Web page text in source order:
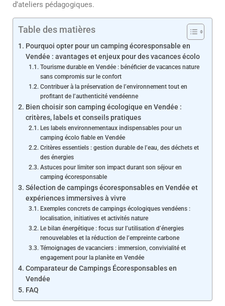
d’ateliers pédagogiques.
Table des matières
Pourquoi opter pour un camping écoresponsable en
Vendée : avantages et enjeux pour des vacances écolo
Tourisme durable en Vendée : bénéficier de vacances nature
sans compromis sur le confort
Contribuer à la préservation de l’environnement tout en
profitant de l’authenticité vendéenne
Bien choisir son camping écologique en Vendée :
critères, labels et conseils pratiques
Les labels environnementaux indispensables pour un
camping écolo fiable en Vendée
Critères essentiels : gestion durable de l’eau, des déchets et
des énergies
Astuces pour limiter son impact durant son séjour en
camping écoresponsable
Sélection de campings écoresponsables en Vendée et
expériences immersives à vivre
Exemples concrets de campings écologiques vendéens :
localisation, initiatives et activités nature
Le bilan énergétique : focus sur l’utilisation d’énergies
renouvelables et la réduction de l’empreinte carbone
Témoignages de vacanciers : immersion, convivialité et
engagement pour la planète en Vendée
Comparateur de Campings Écoresponsables en
Vendée
FAQ